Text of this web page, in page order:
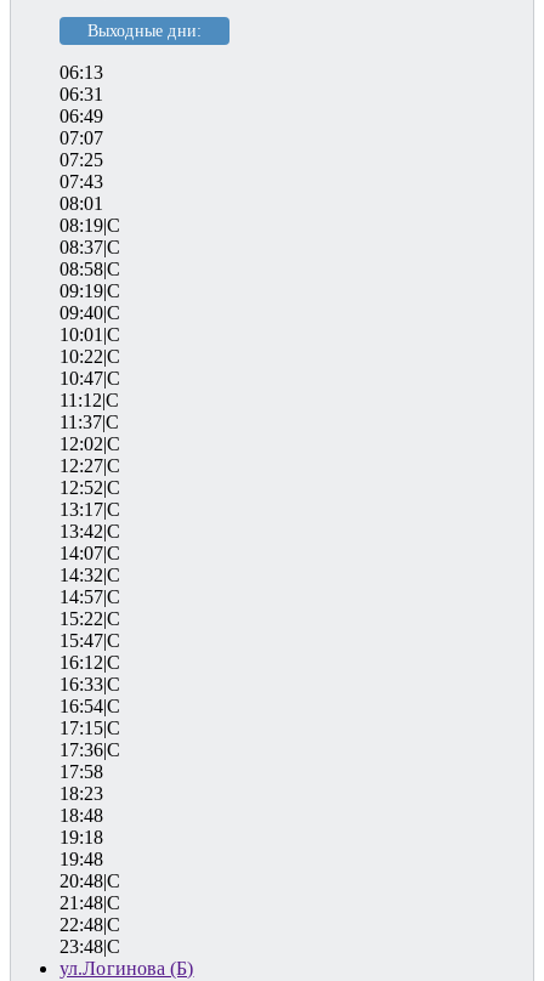
Выходные дни:
06:13
06:31
06:49
07:07
07:25
07:43
08:01
08:19|C
08:37|C
08:58|C
09:19|C
09:40|C
10:01|C
10:22|C
10:47|C
11:12|C
11:37|C
12:02|C
12:27|C
12:52|C
13:17|C
13:42|C
14:07|C
14:32|C
14:57|C
15:22|C
15:47|C
16:12|C
16:33|C
16:54|C
17:15|C
17:36|C
17:58
18:23
18:48
19:18
19:48
20:48|C
21:48|C
22:48|C
23:48|C
ул.Логинова (Б)